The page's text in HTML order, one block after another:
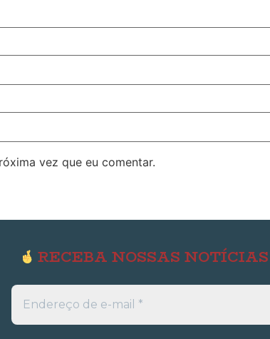
vez que eu comentar.
RECEBA NOSSAS
Endereço
de
e-